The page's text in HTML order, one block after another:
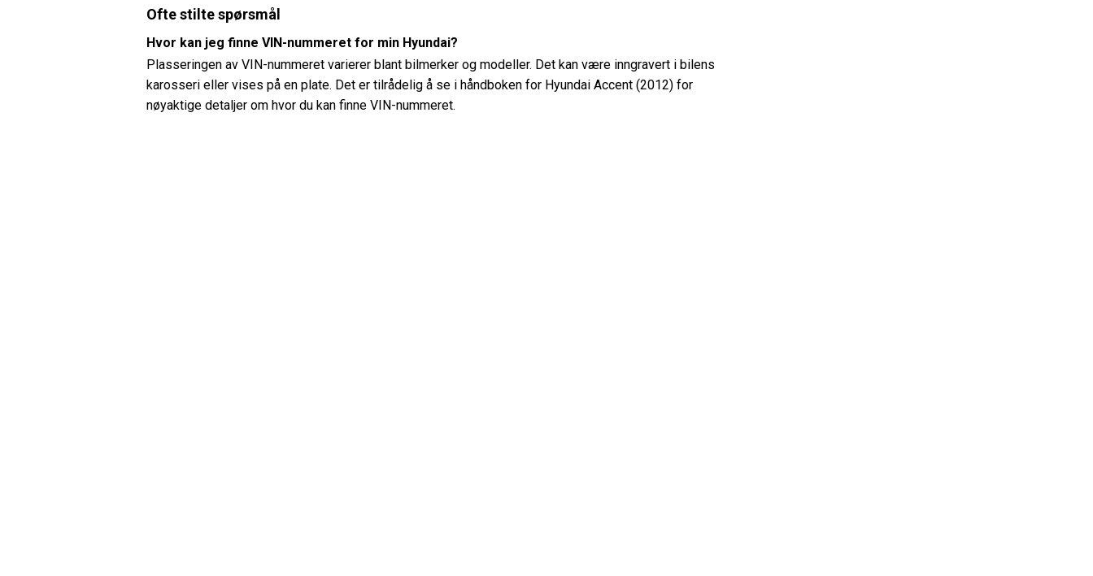
Ofte stilte spørsmål
Hvor kan jeg finne VIN-nummeret for min Hyundai?
Plasseringen av VIN-nummeret varierer blant bilmerker og modeller. Det kan være inngravert i bilens
karosseri eller vises på en plate. Det er tilrådelig å se i håndboken for Hyundai Accent (2012) for
nøyaktige detaljer om hvor du kan finne VIN-nummeret.